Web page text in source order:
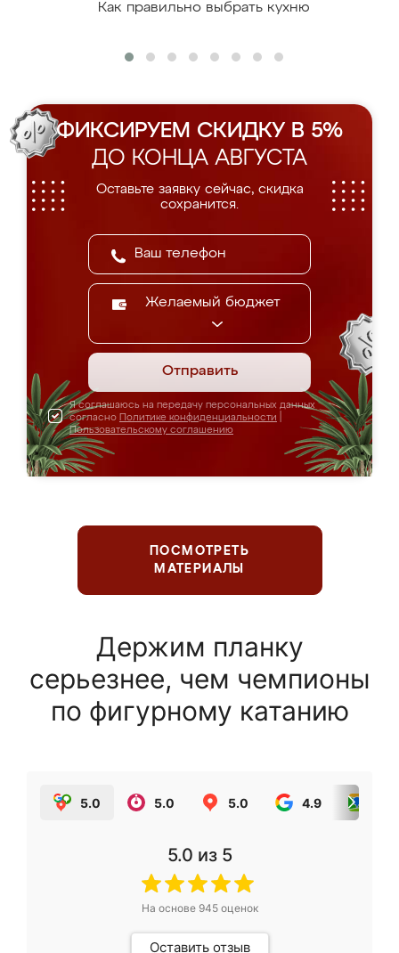
Как правильно выбрать кухню
ФИКСИРУЕМ СКИДКУ В 5%
ДО КОНЦА АВГУСТА
Оставьте заявку сейчас, скидка
сохранится.
Желаемый бюджет
Отправить
Я соглашаюсь на передачу персональных данных
согласно Политике конфиденциальности
Пользовательскому соглашению
ПОСМОТРЕТЬ
МАТЕРИАЛЫ
Держим планку
серьезнее, чем чемпионы
по фигурному катанию
5.0 5.0 5.0 4.9
5.0 из 5
На основе 945оценок
Оставить отзыв